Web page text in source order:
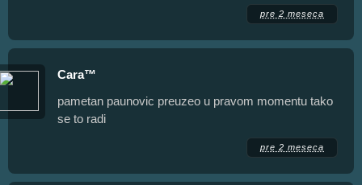
pre 2 meseca
Cara™
pametan paunovic preuzeo u pravom momentu tako
se to radi
pre 2 meseca